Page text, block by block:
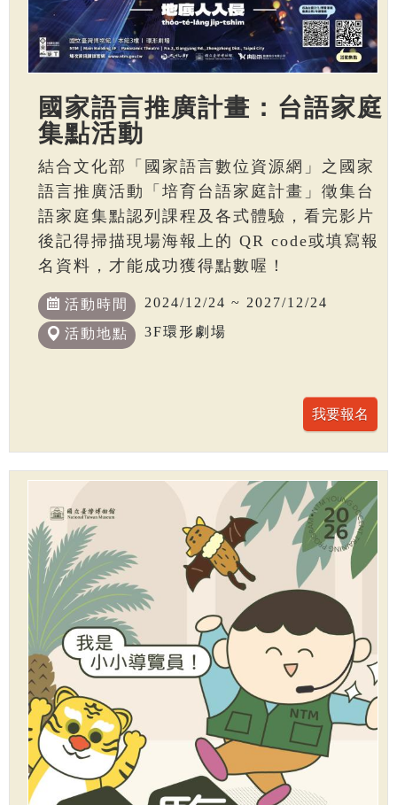
國家語言推廣計畫：台語家庭
集點活動
結合文化部「國家語言數位資源網」之國家
語言推廣活動「培育台語家庭計畫」徵集台
語家庭集點認列課程及各式體驗，看完影片
後記得掃描現場海報上的 QR code或填寫報
名資料，才能成功獲得點數喔！
活動時間 2024/12/24 ~ 2027/12/24
活動地點 3F環形劇場